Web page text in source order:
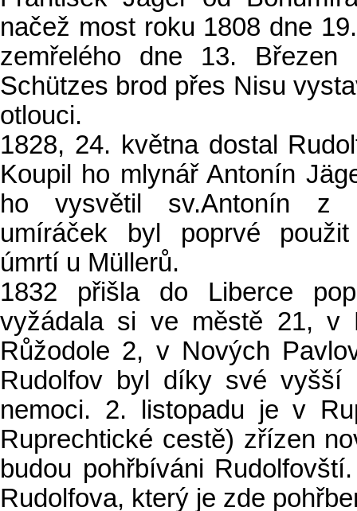
načež most roku 1808 dne
zemřelého dne 13.
Schützes brod přes Nisu
otlouci.
1828, 24. května dostal
Koupil ho mlynář Antonín
ho vysvětil sv.Antonín z
umíráček byl poprvé
úmrtí u Müllerů.
1832 přišla do Liberce
vyžádala si ve městě 21, v
Růžodole 2, v Nových
Rudolfov byl díky své vyšší
nemoci. 2. listopadu je v
Ruprechtické cestě) zřízen
budou pohřbíváni
Rudolfova, který je zde